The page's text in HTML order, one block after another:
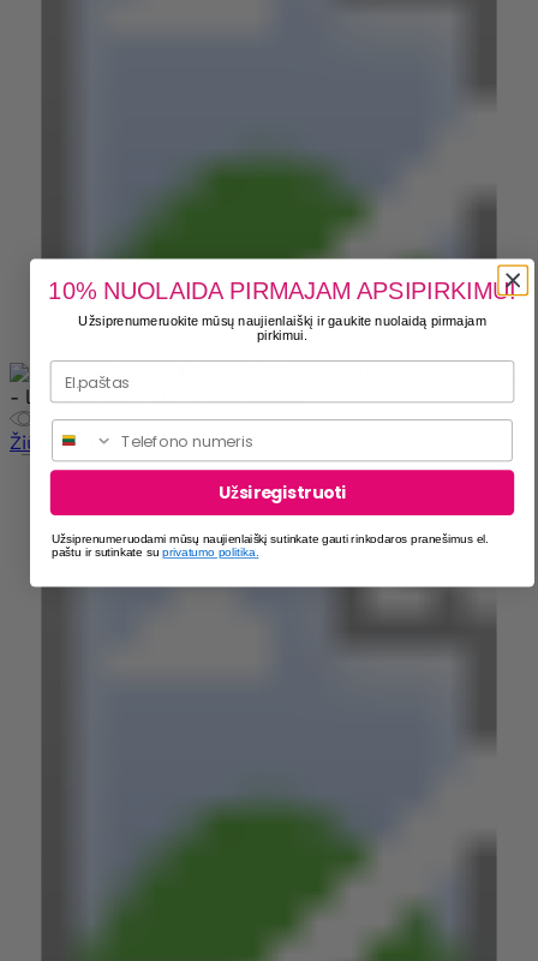
Žiūrėti įtrauktą
10% NUOLAIDA PIRMAJAM APSIPIRKIMUI
Užsiprenumeruokite mūsų naujienlaiškį ir gaukite nuolaidą pirmajam
pirkimui.
Phone
Užsiregistruoti
Užsiprenumeruodami mūsų naujienlaiškį sutinkate gauti rinkodaros pranešimus el.
paštu ir sutinkate su privatumo politika.